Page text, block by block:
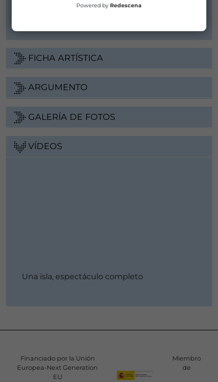
FICHA ARTÍSTICA
ARGUMENTO
GALERÍA DE FOTOS
VÍDEOS
Una isla, espectáculo completo
Financiado por la Unión
Europea-Next Generation
EU
Miembro
de
Powered by Redescena